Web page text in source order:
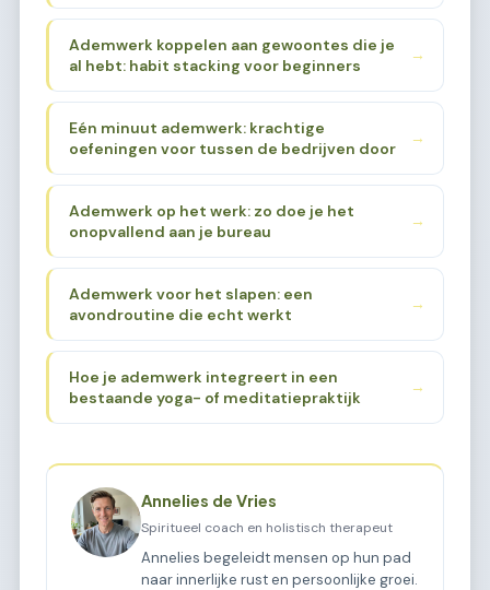
Ademwerk koppelen aan gewoontes die je
al hebt: habit stacking voor beginners
→
Eén minuut ademwerk: krachtige
oefeningen voor tussen de bedrijven door
→
Ademwerk op het werk: zo doe je het
onopvallend aan je bureau
→
Ademwerk voor het slapen: een
avondroutine die echt werkt
→
Hoe je ademwerk integreert in een
bestaande yoga- of meditatiepraktijk
→
Annelies de Vries
Spiritueel coach en holistisch therapeut
Annelies begeleidt mensen op hun pad
naar innerlijke rust en persoonlijke groei.